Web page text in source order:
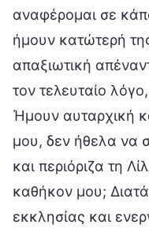
αναφέρομαι σε
ήμουν κατώτερή
απαξιωτική
τον τελευταίο
Ήμουν αυταρχική
μου, δεν ήθελα να
και περιόριζα τη
καθήκον μου;
εκκλησίας και